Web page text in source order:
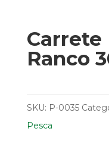
Carrete
Ranco
SKU: P-0035
Pesca